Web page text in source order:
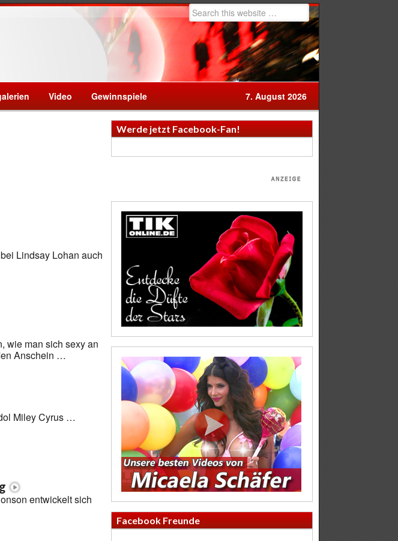
Video Gewinnspiele 7. August 2026
Lindsay Lohan auch
wie man sich sexy an
Anschein …
Miley Cyrus …
entwickelt sich
Werde jetzt Facebook-Fan!
Facebook Freunde